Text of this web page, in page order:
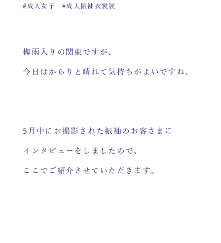
#成人女子
#成人振袖衣裳展
梅雨入りの関東ですが、
今日はからりと晴れて気持ちがよいですね。
5月中にお撮影された振袖のお客さまに
インタビューをしましたので、
ここでご紹介させていただきます。